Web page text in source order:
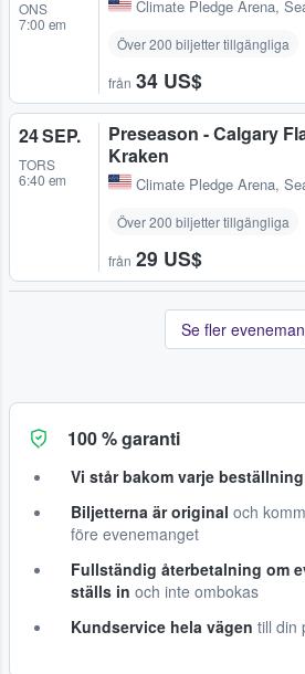
ONS
7:00 em
Climate Pledge Arena,
Över 200 biljetter tillgängliga
från 34 US$
24 SEP.
TORS
6:40 em
Preseason - Calgary
Kraken
Climate Pledge Arena,
Över 200 biljetter tillgängliga
från 29 US$
Se fler
100 % garanti
Vi står bakom varje beställning
Biljetterna är original och
före evenemanget
Fullständig återbetalning om
ställs in och inte ombokas
Kundservice hela vägen till din